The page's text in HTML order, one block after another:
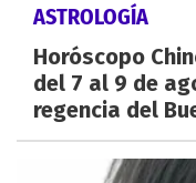
ASTROLOGÍA
Horóscopo
del 7 al 9 de
regencia del